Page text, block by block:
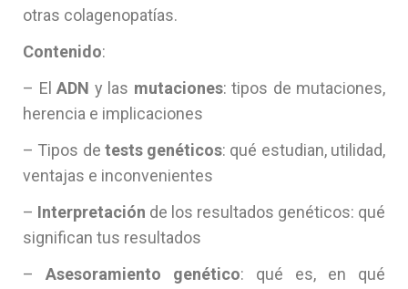
otras colagenopatías.
Contenido:
– El ADN y las mutaciones: tipos de mutaciones,
herencia e implicaciones
– Tipos de tests genéticos: qué estudian, utilidad,
ventajas e inconvenientes
– Interpretación de los resultados genéticos: qué
significan tus resultados
– Asesoramiento genético: qué es, en qué